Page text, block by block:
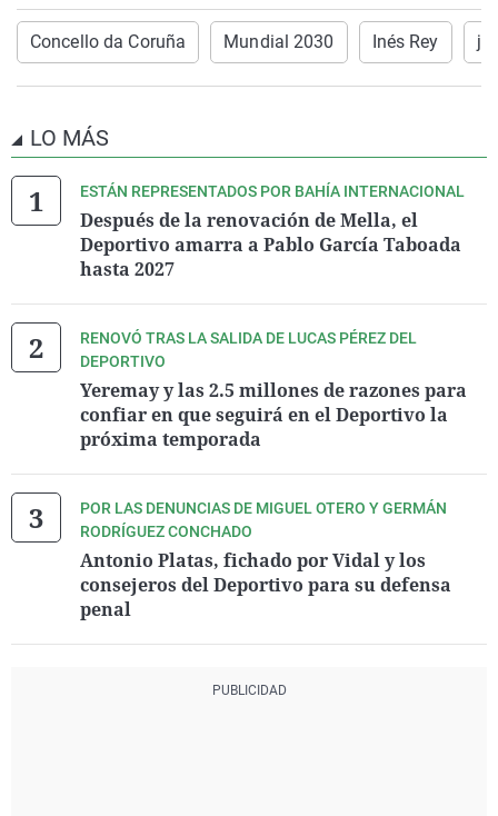
Concello da Coruña Mundial 2030 Inés Rey
LO MÁS
ESTÁN REPRESENTADOS POR BAHÍA INTERNACIONAL
Después de la renovación de Mella, el
Deportivo amarra a Pablo García Taboada
hasta 2027
RENOVÓ TRAS LA SALIDA DE LUCAS PÉREZ DEL
DEPORTIVO
Yeremay y las 2.5 millones de razones para
confiar en que seguirá en el Deportivo la
próxima temporada
POR LAS DENUNCIAS DE MIGUEL OTERO Y GERMÁN
RODRÍGUEZ CONCHADO
Antonio Platas, fichado por Vidal y los
consejeros del Deportivo para su defensa
penal